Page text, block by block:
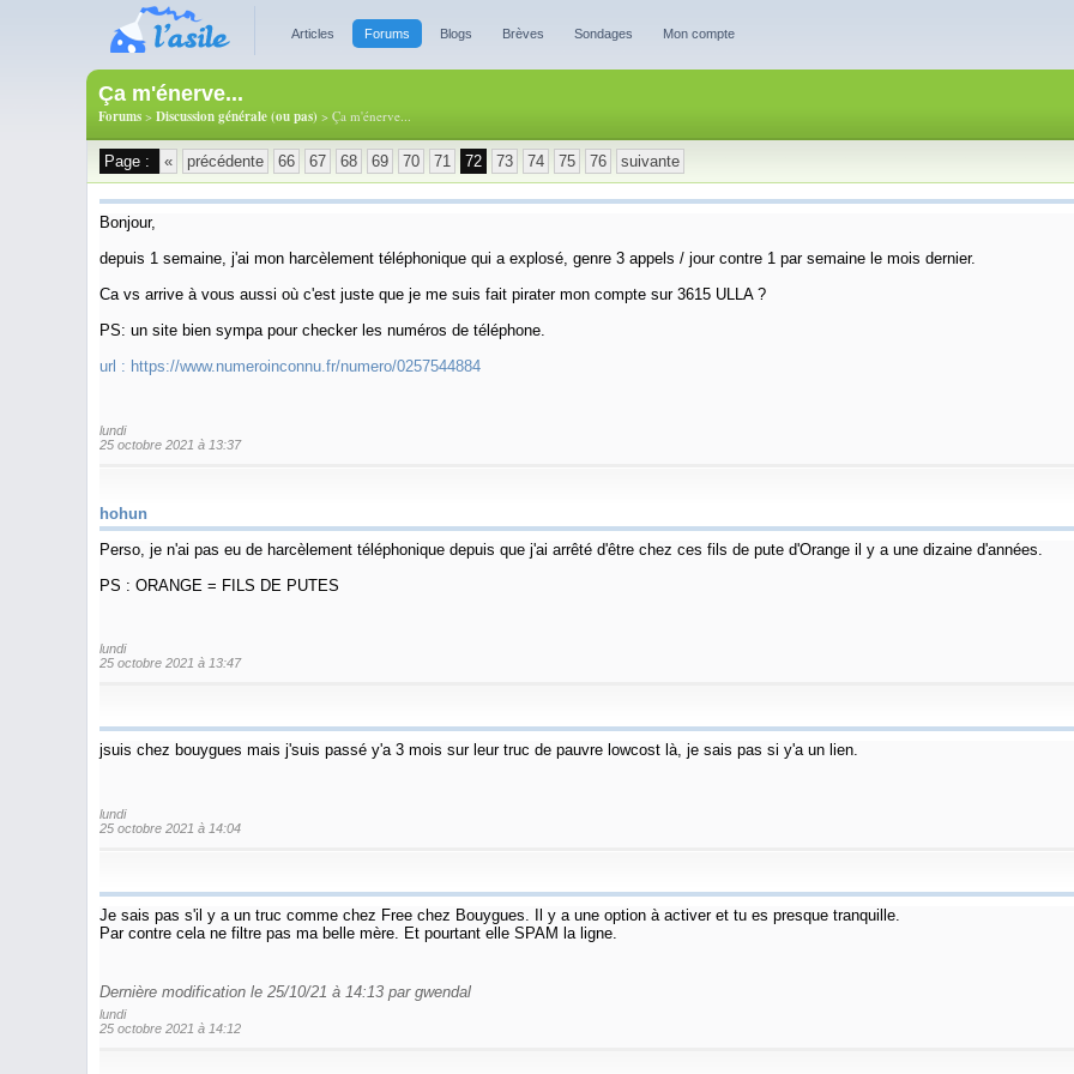
Articles Forums Blogs Brèves Sondages Mon compte
Ça m'énerve...
Forums > Discussion générale (ou pas) > Ça m'énerve...
Page : « précédente 66 67 68 69 70 71 72 73 74 75 76 suivante
Bonjour,
depuis 1 semaine, j'ai mon harcèlement téléphonique qui a explosé, genre 3 appels / jour contre 1 par semaine le mois dernier.
Ca vs arrive à vous aussi où c'est juste que je me suis fait pirater mon compte sur 3615 ULLA ?
PS: un site bien sympa pour checker les numéros de téléphone.
url : https://www.numeroinconnu.fr/numero/0257544884
lundi
25 octobre 2021 à 13:37
hohun
Perso, je n'ai pas eu de harcèlement téléphonique depuis que j'ai arrêté d'être chez ces fils de pute d'Orange il y a une dizaine d'années.
PS : ORANGE = FILS DE PUTES
lundi
25 octobre 2021 à 13:47
jsuis chez bouygues mais j'suis passé y'a 3 mois sur leur truc de pauvre lowcost là, je sais pas si y'a un lien.
lundi
25 octobre 2021 à 14:04
Je sais pas s'il y a un truc comme chez Free chez Bouygues. Il y a une option à activer et tu es presque tranquille.
Par contre cela ne filtre pas ma belle mère. Et pourtant elle SPAM la ligne.
Dernière modification le 25/10/21 à 14:13 par gwendal
lundi
25 octobre 2021 à 14:12